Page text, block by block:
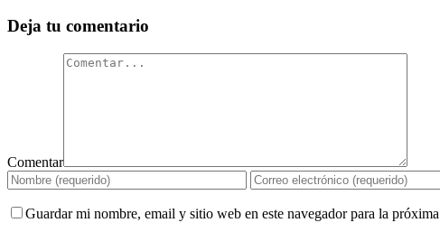
Deja tu comentario
Comentar
Guardar mi nombre, email y sitio web en este navegador para la